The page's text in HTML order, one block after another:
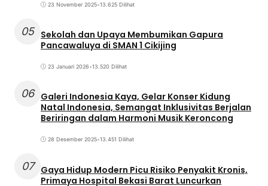
23 November 2025•13.625 Dilihat
05 Sekolah dan Upaya Membumikan Gapura
Pancawaluya di SMAN 1 Cikijing
23 Januari 2026•13.520 Dilihat
06 Galeri Indonesia Kaya, Gelar Konser Kidung
Natal Indonesia, Semangat Inklusivitas Berjalan
Beriringan dalam Harmoni Musik Keroncong
28 Desember 2025•13.451 Dilihat
07
Gaya Hidup Modern Picu Risiko Penyakit Kronis,
Primaya Hospital Bekasi Barat Luncurkan